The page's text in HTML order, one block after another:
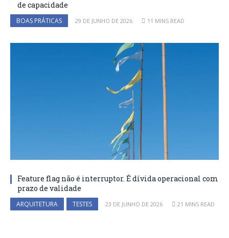
de capacidade
BOAS PRÁTICAS 29 DE JUNHO DE 2026 11 MINS READ
Feature flag não é interruptor. É dívida operacional com
prazo de validade
ARQUITETURA TESTES 23 DE JUNHO DE 2026 21 MINS READ